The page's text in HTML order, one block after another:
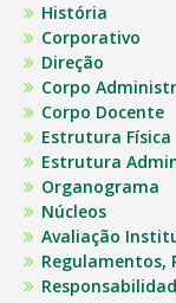
História
Corporativo
Direção
Corpo
Corpo Docente
Estrutura Física
Estrutura
Organograma
Núcleos
Avaliação
Regulamentos,